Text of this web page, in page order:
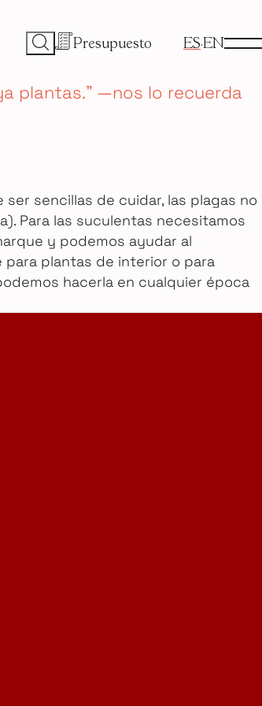
Presupuesto ES EN
plantas.” —nos lo recuerda
ser sencillas de cuidar, las plagas no
Para las suculentas necesitamos
y podemos ayudar al
plantas de interior o para
hacerla en cualquier época